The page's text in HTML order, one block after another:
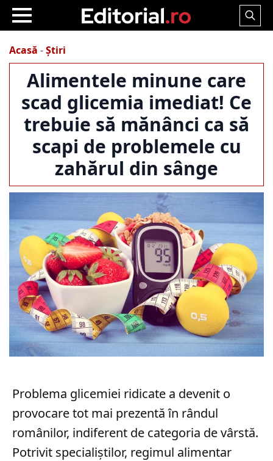
Search
Acasă -Știri
Alimentele minune care
scad glicemia imediat! Ce
trebuie să mănânci ca să
scapi de problemele cu
zahărul din sânge
Problema glicemiei ridicate a devenit o
provocare tot mai prezentă în rândul
românilor, indiferent de categoria de vârstă.
Potrivit specialiștilor, regimul alimentar